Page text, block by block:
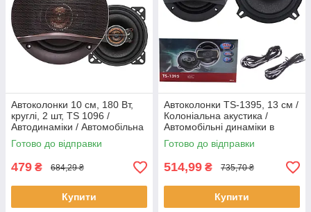
Автоколонки 10 см, 180 Вт,
круглі, 2 шт, TS 1096 /
Автодинаміки / Автомобільна
акустика / Колонки для авто /
Автоакустика
Готово до відправки
479 ₴ 684,29 ₴
Купити
Автоколонки TS-1395, 13 см /
Колоніальна акустика /
Автомобільні динаміки в
машину / Автоакустика
Готово до відправки
514,99 ₴ 735,70 ₴
Купити